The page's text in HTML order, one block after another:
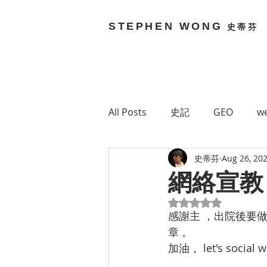
STEPHEN WONG 史蒂芬
All Posts 史記 GEO
Brain Bouncy Stephen
Technology 網絡媒體
MetaVerse
網絡宣
史蒂芬 Aug 26,
Rated NaN out of 5
感謝主 ，出院後要
章 。
加油， let's social